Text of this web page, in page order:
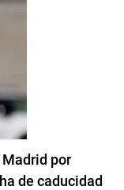
por
de caducidad